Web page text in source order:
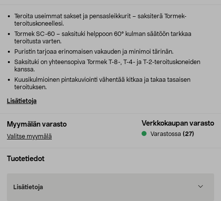
Myymälän varasto
Valitse myymälä
Verkkokaupan varasto
Varastossa (27)
Teroita useimmat sakset ja pensasleikkurit – saksiterä Tormek-
teroituskoneellesi.
Tormek SC-60 – saksituki helppoon 60° kulman säätöön tarkkaa
teroitusta varten.
Puristin tarjoaa erinomaisen vakauden ja minimoi tärinän.
Saksituki on yhteensopiva Tormek T-8-, T-4- ja T-2-teroituskoneiden
kanssa.
Kuusikulmioinen pintakuviointi vähentää kitkaa ja takaa tasaisen
teroituksen.
Lisätietoja
Tuotetiedot
Lisätietoja